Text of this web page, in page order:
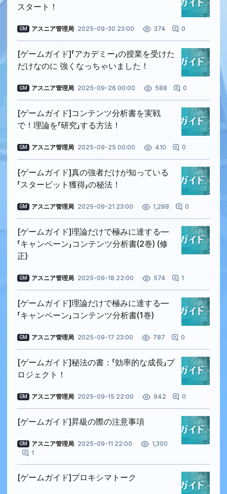
スタート！
GM アスニア管理局 2025-09-30 23:00 374 0
[ゲームガイド]「アカデミー」の授業を受けた
だけなのに 強くなっちゃいました！
GM アスニア管理局 2025-09-26 00:00 588 0
[ゲームガイド]コンテンツ分析書を実戦
で！理論を「研究」する方法！
GM アスニア管理局 2025-09-25 00:00 410 0
[ゲームガイド]真の強者だけが知っている
「スタービット獲得」の秘法！
GM アスニア管理局 2025-09-21 23:00 1,288 0
[ゲームガイド]理論だけで極みに達する―
「キャンペーン」コンテンツ分析書(2巻) (修
正)
GM アスニア管理局 2025-09-18 22:00 574 1
[ゲームガイド]理論だけで極みに達する―
「キャンペーン」コンテンツ分析書(1巻)
GM アスニア管理局 2025-09-17 23:00 787 0
[ゲームガイド]秘法の書：「効率的な成長」プ
ロジェクト！
GM アスニア管理局 2025-09-15 22:00 942 0
[ゲームガイド]昇級の際の注意事項
GM アスニア管理局 2025-09-11 22:00
1,300
1
[ゲームガイド]プロキシマトーク